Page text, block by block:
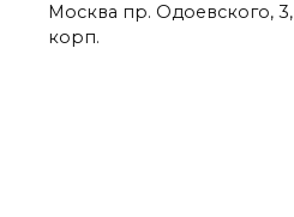
Москва пр. Одоевского, 3,
корп.